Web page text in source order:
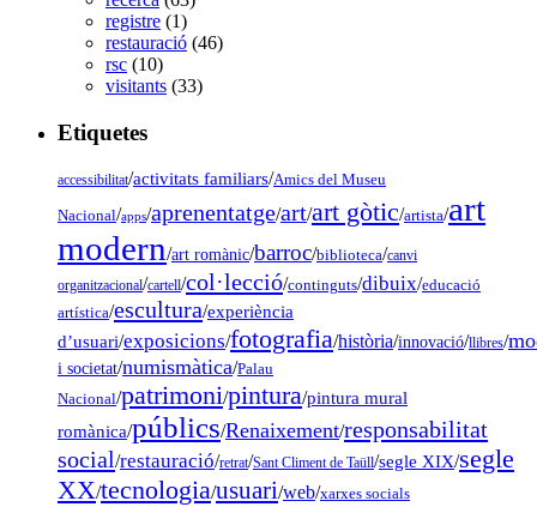
registre (1)
restauració (46)
rsc (10)
visitants (33)
Etiquetes
accessibilitat/activitats familiars/Amics del Museu
Nacional/apps/aprenentatge/art/art gòtic/artista/art
modern/art romànic/barroc/biblioteca/canvi
organitzacional/cartell/col·lecció/continguts/dibuix/educació
artística/escultura/experiència
d’usuari/exposicions/fotografia/història/innovació/llibres/
i societat/numismàtica/Palau
Nacional/patrimoni/pintura/pintura mural
romànica/públics/Renaixement/responsabilitat
social/restauració/retrat/Sant Climent de Taüll/segle XIX/segle
XX/tecnologia/usuari/web/xarxes socials